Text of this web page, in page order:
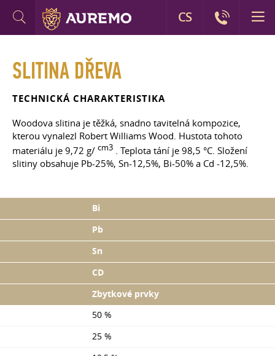
SLITINA DŘEVA
TECHNICKÁ CHARAKTERISTIKA
Woodova slitina je těžká, snadno tavitelná kompozice,
kterou vynalezl Robert Williams Wood. Hustota tohoto
materiálu je 9,72 g/ cm3 . Teplota tání je 98,5 °С. Složení
slitiny obsahuje Pb-25%, Sn-12,5%, Bi-50% a Cd -12,5%.
Bi
Pb
Sn
CD
Zbytkové prvky
50 %
25 %
CS